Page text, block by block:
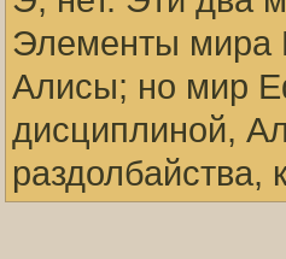
Элементы мира
Алисы; но мир
дисциплиной,
раздолбайства,